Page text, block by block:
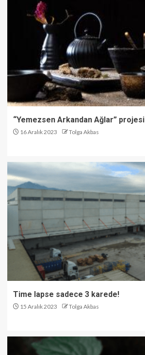
“Yemezsen Arkandan Ağlar” projesi
16 Aralık 2023 Tolga Akbas
Time lapse sadece 3 karede!
15 Aralık 2023 Tolga Akbas